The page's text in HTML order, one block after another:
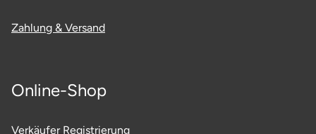
Zahlung & Versand
Online-Shop
Verkäufer Registrierung